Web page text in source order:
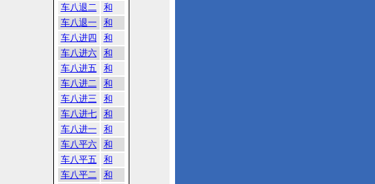
车八退二
和
车八退一
和
车八进四
和
车八进六
和
车八进五
和
车八进二
和
车八进三
和
车八进七
和
车八进一
和
车八平六
和
车八平五
和
车八平二
和